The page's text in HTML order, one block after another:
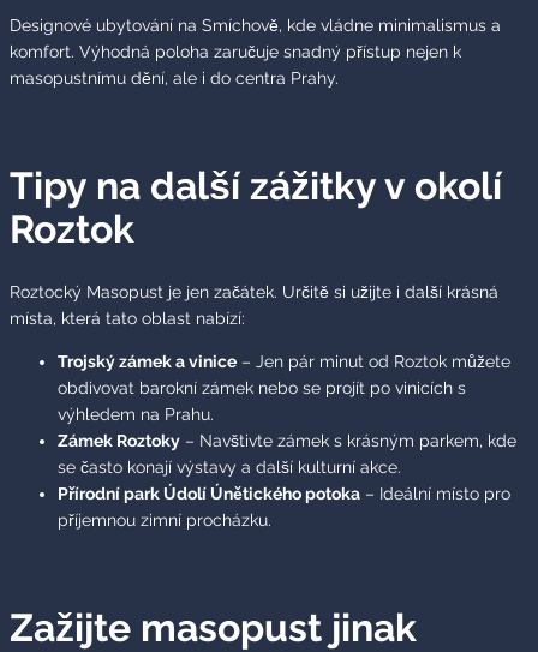
Designové ubytování na Smíchově, kde vládne minimalismus a
komfort. Výhodná poloha zaručuje snadný přístup nejen k
masopustnímu dění, ale i do centra Prahy.
Tipy na další zážitky v okolí
Roztok
Roztocký Masopust je jen začátek. Určitě si užijte i další krásná
místa, která tato oblast nabízí:
Trojský zámek a vinice – Jen pár minut od Roztok můžete
obdivovat barokní zámek nebo se projít po vinicích s
výhledem na Prahu.
Zámek Roztoky – Navštivte zámek s krásným parkem, kde
se často konají výstavy a další kulturní akce.
Přírodní park Údolí Únětického potoka – Ideální místo pro
příjemnou zimní procházku.
Zažijte masopust jinak